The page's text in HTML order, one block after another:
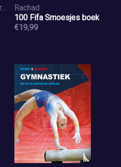
Pavel, Honzik, Verschoor, Yoran
Rachad
100 Fifa Smoesjes boek
€19,99